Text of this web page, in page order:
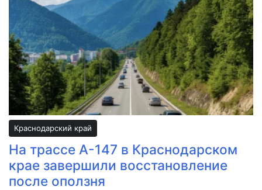
Краснодарский край
На трассе А-147 в Краснодарском
крае завершили восстановление
после оползня